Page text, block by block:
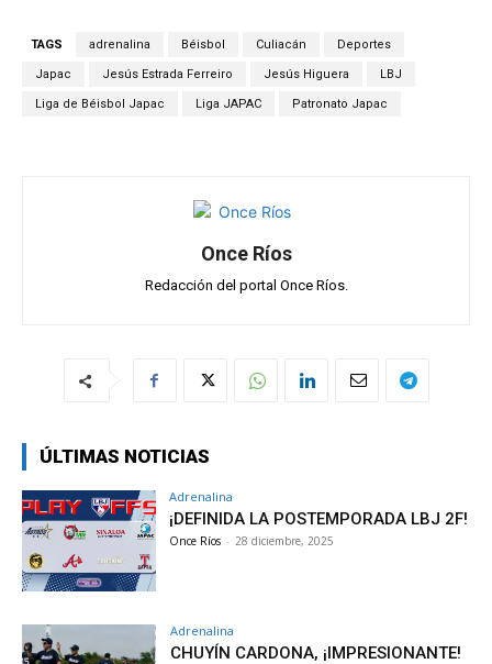
A
p
b
o
o
gr
a
m
p
ar
tir
TAGS adrenalina Béisbol Culiacán Deportes
Japac Jesús Estrada Ferreiro Jesús Higuera LBJ
Liga de Béisbol Japac Liga JAPAC Patronato Japac
Once Ríos
Redacción del portal Once Ríos.
ÚLTIMAS NOTICIAS
Adrenalina
¡DEFINIDA LA POSTEMPORADA LBJ 2F!
Once Ríos - 28 diciembre, 2025
Adrenalina
CHUYÍN CARDONA, ¡IMPRESIONANTE!